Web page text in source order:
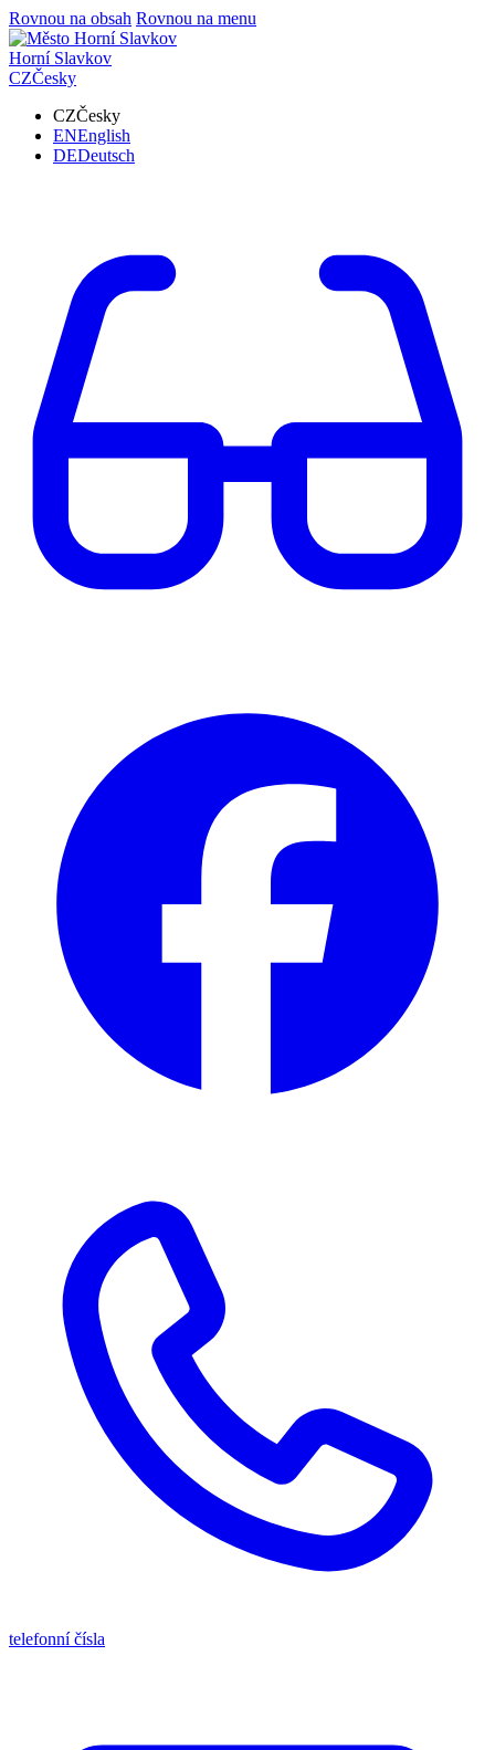
Rovnou na obsah Rovnou na menu
Horní Slavkov
CZČesky
CZČesky
ENEnglish
DEDeutsch
telefonní čísla